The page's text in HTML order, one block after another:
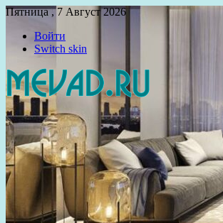
Пятница , 7 Август 2026
Войти
Switch skin